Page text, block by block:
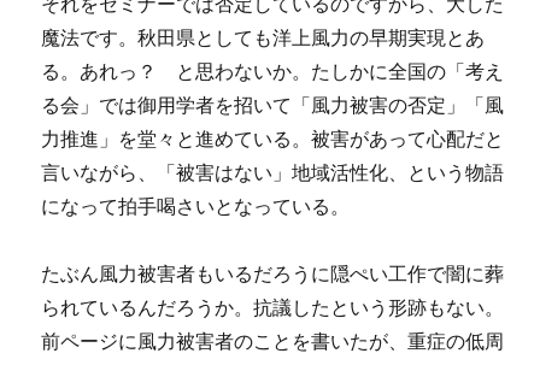
魔法です。秋田県としても洋上風力の早期実現とあ
る。あれっ？ と思わないか。たしかに全国の「考え
る会」では御用学者を招いて「風力被害の否定」「風
力推進」を堂々と進めている。被害があって心配だと
言いながら、「被害はない」地域活性化、という物語
になって拍手喝さいとなっている。
たぶん風力被害者もいるだろうに隠ぺい工作で闇に葬
られているんだろうか。抗議したという形跡もない。
前ページに風力被害者のことを書いたが、重症の低周